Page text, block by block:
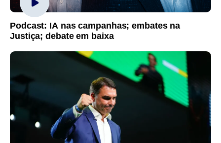
Podcast: IA nas campanhas; embates na
Justiça; debate em baixa